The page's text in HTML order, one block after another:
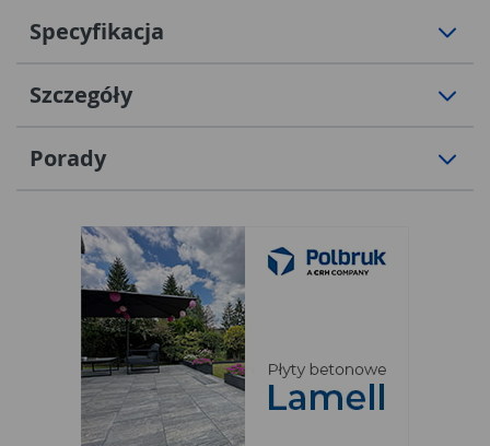
Specyfikacja
Szczegóły
Porady